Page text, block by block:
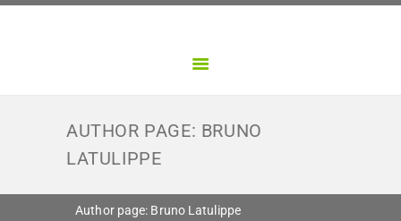
AUTHOR PAGE: BRUNO
LATULIPPE
Author page: Bruno Latulippe
Créateur d'objets porteurs de sens